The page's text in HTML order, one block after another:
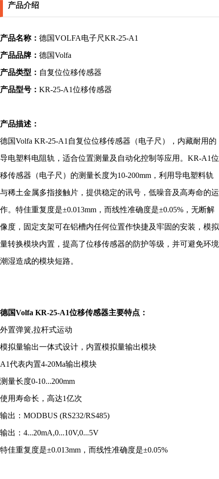
产品介绍
产品名称： 德国VOLFA电子尺KR-25-A1
产品品牌： 德国Volfa
产品类型： 自复位位移传感器
产品型号： KR-25-A1位移传感器
产品描述：
德国Volfa KR-25-A1 自复位位移传感器（电子尺）， 内藏耐用的
导电塑料电阻轨，适合位置测量及自动化控制等应用。 KR-A1位
移传感器（电子尺）的测量长度为10-200mm ，利用导电塑料轨
与稀土金属多指接触片，提供稳定的讯号，低噪音及高寿命的运
作。特佳重复度是±0.013mm ，而线性准确度是±0.05% ，无断解
像度，固定支架可在铝槽内任何位置作快捷及牢固的安装，模拟
量转换模块内置，提高了位移传感器的防护等级，并可避免环境
潮湿造成的模块短路。
德国Volfa KR-25-A1位移传感器主要特点：
外置弹簧,拉杆式运动
模拟量输出一体式设计，内置模拟量输出模块
A1代表内置4-20Ma输出模块
测量长度0-10...200mm
使用寿命长，高达1亿次
输出： MODBUS (RS232/RS485)
输出： 4...20mA,0...10V,0...5V
特佳重复度是±0.013mm ，而线性准确度是±0.05%